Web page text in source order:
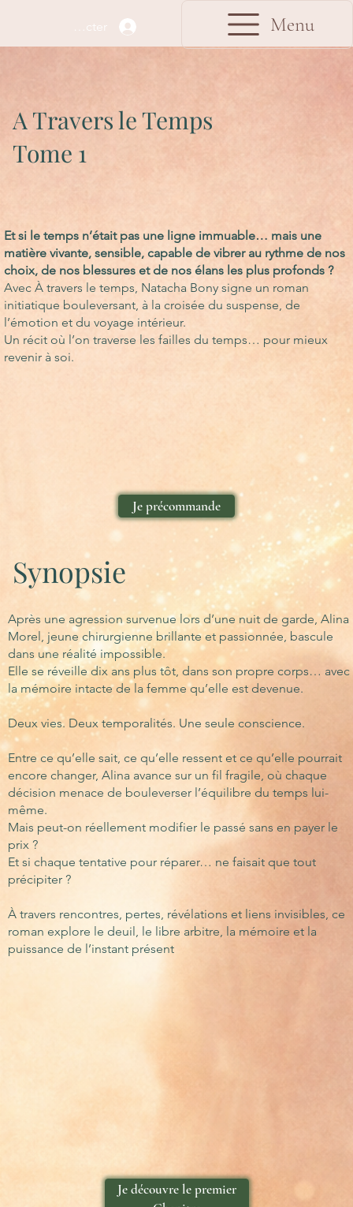
Se connecter Menu
A Travers le Temps
Tome 1
Et si le temps n’était pas une ligne immuable… mais une
matière vivante, sensible, capable de vibrer au rythme de nos
choix, de nos blessures et de nos élans les plus profonds ?
Avec À travers le temps, Natacha Bony signe un roman
initiatique bouleversant, à la croisée du suspense, de
l’émotion et du voyage intérieur.
Un récit où l’on traverse les failles du temps… pour mieux
revenir à soi.
Après une agression survenue lors d’une nuit de garde, Alina
Morel, jeune chirurgienne brillante et passionnée, bascule
dans une réalité impossible.
Elle se réveille dix ans plus tôt, dans son propre corps… avec
la mémoire intacte de la femme qu’elle est devenue.
Deux vies. Deux temporalités. Une seule conscience.
Entre ce qu’elle sait, ce qu’elle ressent et ce qu’elle pourrait
encore changer, Alina avance sur un fil fragile, où chaque
décision menace de bouleverser l’équilibre du temps lui-
même.
Mais peut-on réellement modifier le passé sans en payer le
prix ?
Et si chaque tentative pour réparer… ne faisait que tout
précipiter ?
À travers rencontres, pertes, révélations et liens invisibles, ce
roman explore le deuil, le libre arbitre, la mémoire et la
puissance de l’instant présent
Synopsie
Je précommande
Je découvre le premier